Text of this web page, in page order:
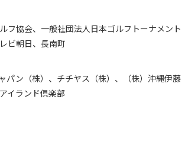
フ協会、一般社団法人日本ゴルフトーナメント
ビ朝日、長南町
パン（株）、チチヤス（株）、（株）沖縄伊藤
イランド倶楽部